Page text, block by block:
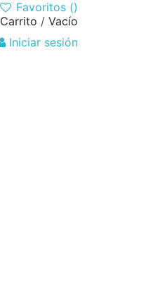
Favoritos ()
Carrito / Vacío
Iniciar sesión